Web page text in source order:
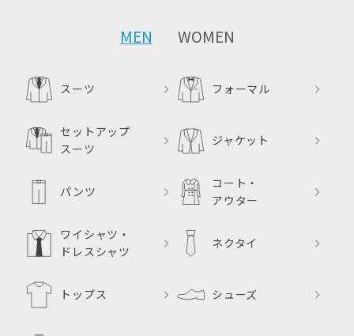
MEN WOMEN
スーツ フォーマル
セットアップ
スーツ
ジャケット
パンツ
コート・
アウター
ワイシャツ・
ドレスシャツ
ネクタイ
トップス シューズ